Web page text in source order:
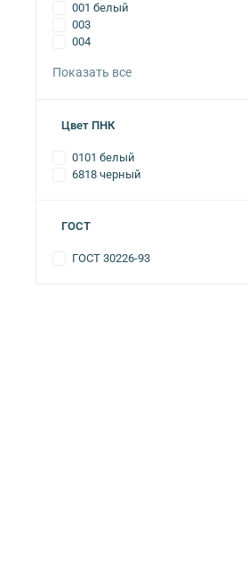
001 белый
003
004
Показать все
Цвет ПНК
0101 белый
6818 черный
ГОСТ
ГОСТ 30226-93